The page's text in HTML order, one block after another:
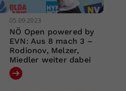
05.09.2023
NÖ Open powered by
EVN: Aus 8 mach 3 –
Rodionov, Melzer,
Miedler weiter dabei